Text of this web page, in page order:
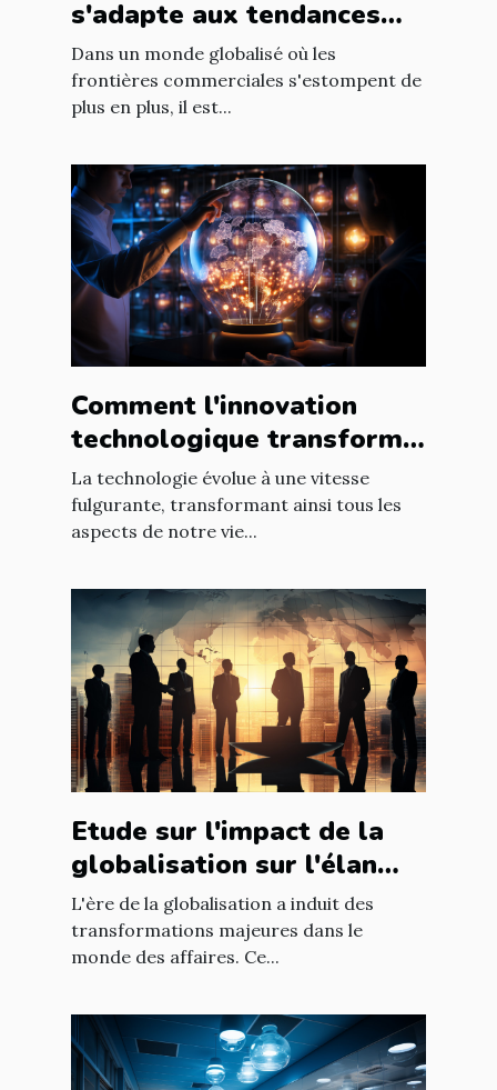
s'adapte aux tendances
internationales du marché
en ligne
Dans un monde globalisé où les
frontières commerciales s'estompent de
plus en plus, il est...
Comment l'innovation
technologique transforme
les entreprises à l'échelle
mondiale
La technologie évolue à une vitesse
fulgurante, transformant ainsi tous les
aspects de notre vie...
Etude sur l'impact de la
globalisation sur l'élan
des affaires
L'ère de la globalisation a induit des
transformations majeures dans le
monde des affaires. Ce...